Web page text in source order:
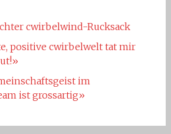
cwirbelwind-Rucksack
positive cwirbelwelt tat mir
im
ist grossartig»